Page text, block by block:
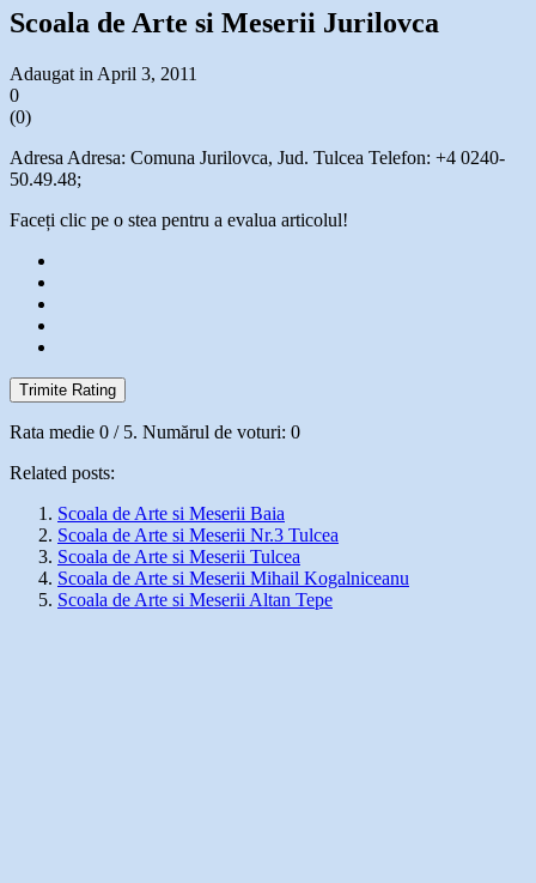
Scoala de Arte si Meserii Jurilovca
Adaugat in April 3, 2011
0
(0)
Adresa Adresa: Comuna Jurilovca, Jud. Tulcea Telefon: +4 0240-
50.49.48;
Faceți clic pe o stea pentru a evalua articolul!
Trimite Rating
Rata medie 0 / 5. Numărul de voturi: 0
Related posts:
Scoala de Arte si Meserii Baia
Scoala de Arte si Meserii Nr.3 Tulcea
Scoala de Arte si Meserii Tulcea
Scoala de Arte si Meserii Mihail Kogalniceanu
Scoala de Arte si Meserii Altan Tepe